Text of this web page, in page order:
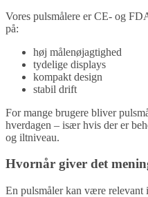
Vores pulsmålere er CE- og
på:
høj målenøjagtighed
tydelige displays
kompakt design
stabil drift
For mange brugere bliver
hverdagen – især hvis der er
og iltniveau.
Hvornår giver det
En pulsmåler kan være relevant